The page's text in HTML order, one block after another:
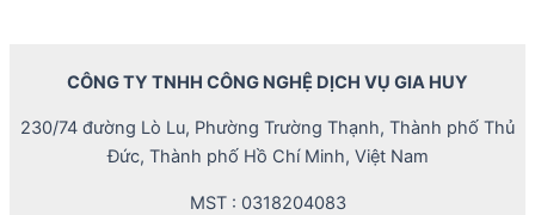
CÔNG TY TNHH CÔNG NGHỆ DỊCH VỤ GIA HUY
230/74 đường Lò Lu, Phường Trường Thạnh, Thành phố Thủ
Đức, Thành phố Hồ Chí Minh, Việt Nam
MST : 0318204083